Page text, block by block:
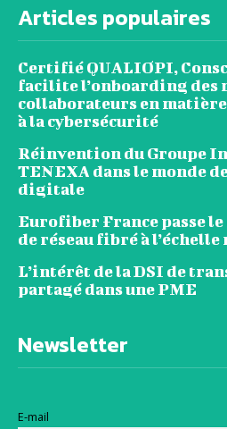
Articles populaires
Certifié QUALIOPI,
facilite l’onboarding des
collaborateurs en
à la cybersécurité
Réinvention du Groupe
TENEXA dans le monde
digitale
Eurofiber France passe le
de réseau fibré à
L’intérêt de la DSI de
partagé dans une PME
Newsletter
E-mail